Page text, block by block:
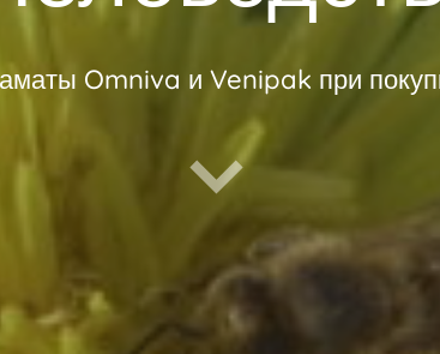
Omniva и Venipak при